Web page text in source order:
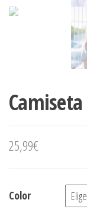
25,99€
Color